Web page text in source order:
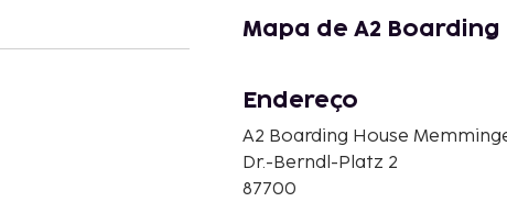
Mapa de A2
Endereço
A2 Boarding House
Dr.-Berndl-Platz 2
87700